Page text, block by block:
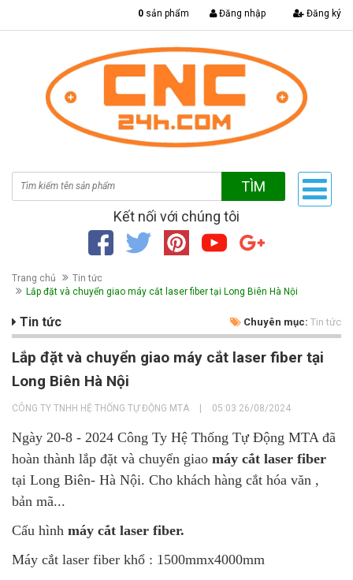
0 sản phẩm Đăng nhập Đăng ký
TÌM
Kết nối với chúng tôi
Trang chủ
Tin tức
Lắp đặt và chuyển giao máy cắt laser fiber tại Long Biên Hà Nội
Tin tức Chuyên mục: Tin tức
Lắp đặt và chuyển giao máy cắt laser fiber tại
Long Biên Hà Nội
CÔNG TY TNHH HỆ THỐNG TỰ ĐỘNG MTA 05:03 26/08/2024
Ngày 20-8 - 2024 Công Ty Hệ Thống Tự Động MTA đã
hoàn thành lắp đặt và chuyển giao máy cắt laser fiber
tại Long Biên- Hà Nội. Cho khách hàng cắt hóa văn ,
bản mã...
Cấu hình máy cắt laser fiber.
Máy cắt laser fiber khổ : 1500mmx4000mm